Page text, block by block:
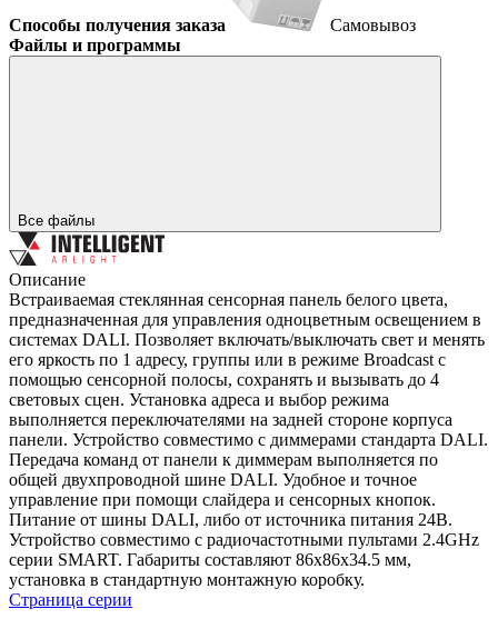
Способы получения заказа
Самовывоз
Файлы и программы
Все файлы
Описание
Встраиваемая стеклянная сенсорная панель белого цвета,
предназначенная для управления одноцветным освещением в
системах DALI. Позволяет включать/выключать свет и менять
его яркость по 1 адресу, группы или в режиме Broadcast с
помощью сенсорной полосы, сохранять и вызывать до 4
световых сцен. Установка адреса и выбор режима
выполняется переключателями на задней стороне корпуса
панели. Устройство совместимо с диммерами стандарта DALI.
Передача команд от панели к диммерам выполняется по
общей двухпроводной шине DALI. Удобное и точное
управление при помощи слайдера и сенсорных кнопок.
Питание от шины DALI, либо от источника питания 24В.
Устройство совместимо с радиочастотными пультами 2.4GHz
серии SMART. Габариты составляют 86x86x34.5 мм,
установка в стандартную монтажную коробку.
Страница серии